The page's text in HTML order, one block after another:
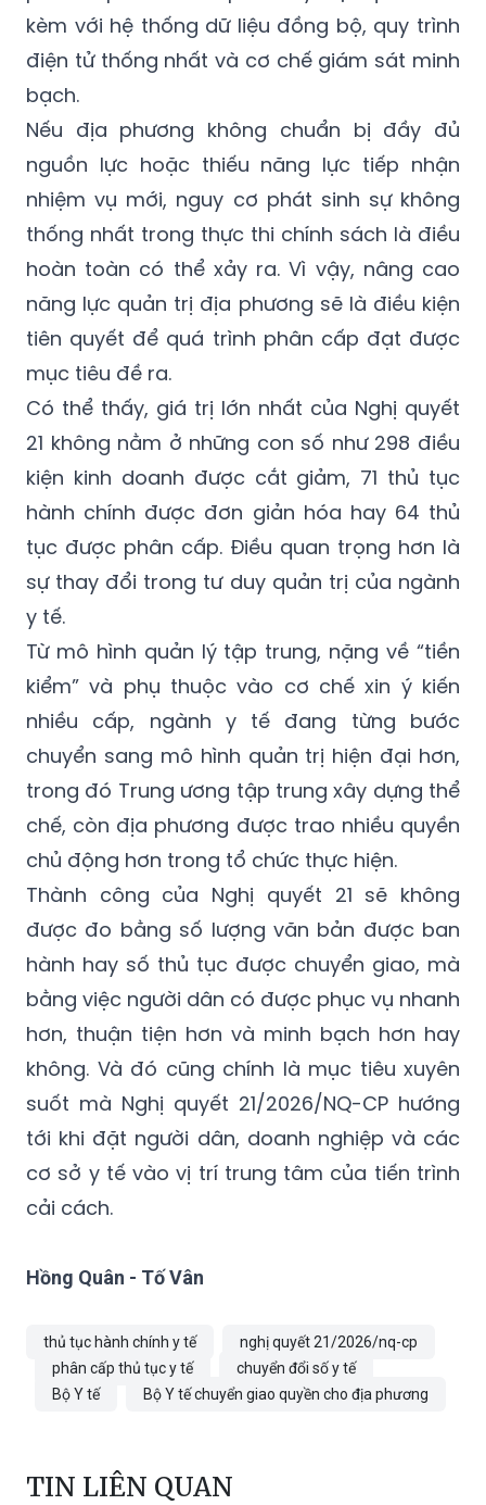
kèm với hệ thống dữ liệu đồng bộ, quy trình
điện tử thống nhất và cơ chế giám sát minh
bạch.
Nếu địa phương không chuẩn bị đầy đủ
nguồn lực hoặc thiếu năng lực tiếp nhận
nhiệm vụ mới, nguy cơ phát sinh sự không
thống nhất trong thực thi chính sách là điều
hoàn toàn có thể xảy ra. Vì vậy, nâng cao
năng lực quản trị địa phương sẽ là điều kiện
tiên quyết để quá trình phân cấp đạt được
mục tiêu đề ra.
Có thể thấy, giá trị lớn nhất của Nghị quyết
21 không nằm ở những con số như 298 điều
kiện kinh doanh được cắt giảm, 71 thủ tục
hành chính được đơn giản hóa hay 64 thủ
tục được phân cấp. Điều quan trọng hơn là
sự thay đổi trong tư duy quản trị của ngành
y tế.
Từ mô hình quản lý tập trung, nặng về “tiền
kiểm” và phụ thuộc vào cơ chế xin ý kiến
nhiều cấp, ngành y tế đang từng bước
chuyển sang mô hình quản trị hiện đại hơn,
trong đó Trung ương tập trung xây dựng thể
chế, còn địa phương được trao nhiều quyền
chủ động hơn trong tổ chức thực hiện.
Thành công của Nghị quyết 21 sẽ không
được đo bằng số lượng văn bản được ban
hành hay số thủ tục được chuyển giao, mà
bằng việc người dân có được phục vụ nhanh
hơn, thuận tiện hơn và minh bạch hơn hay
không. Và đó cũng chính là mục tiêu xuyên
suốt mà Nghị quyết 21/2026/NQ-CP hướng
tới khi đặt người dân, doanh nghiệp và các
cơ sở y tế vào vị trí trung tâm của tiến trình
cải cách.
Hồng Quân - Tố Vân
thủ tục hành chính y tế
nghị quyết 21/2026/nq-cp
phân cấp thủ tục y tế
chuyển đổi số y tế
Bộ Y tế
Bộ Y tế chuyển giao quyền cho địa phương
TIN LIÊN QUAN